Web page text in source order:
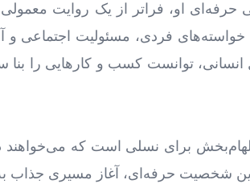
حرفه‌ای او، فراتر از یک روایت
فردی، مسئولیت اجتماعی و
انسانی، توانست کسب ‌و کارهایی را بنا
برای نسلی است که می‌خواهند
حرفه‌ای، آغاز مسیری جذاب به